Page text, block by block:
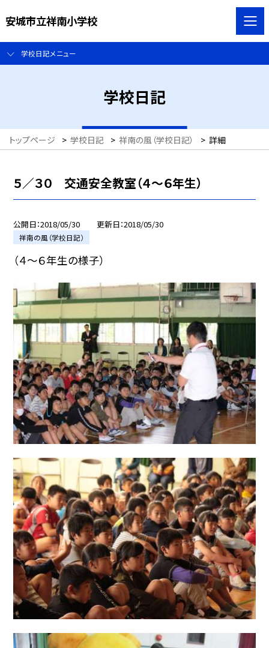
安城市立祥南小学校
学校日記メニュー
学校日記
トップページ > 学校日記 > 祥南の風（学校日記） > 詳細
５／３０ 交通安全教室（４〜６年生）
公開日 2018/05/30 更新日 2018/05/30
祥南の風（学校日記）
（４〜６年生の様子）